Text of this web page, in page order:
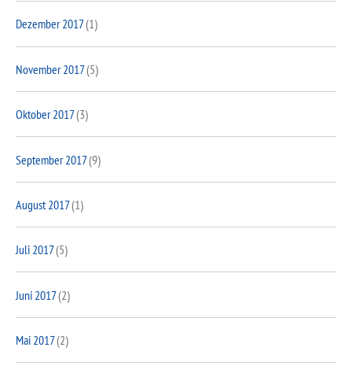
Dezember 2017(1)
November 2017(5)
Oktober 2017(3)
September 2017(9)
August 2017(1)
Juli 2017(5)
Juni 2017(2)
Mai 2017(2)